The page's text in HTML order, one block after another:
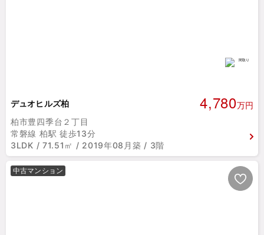
デュオヒルズ柏 4,780万円
柏市豊四季台２丁目
常磐線 柏駅 徒歩13分
3LDK / 71.51㎡ / 2019年08月築 / 3階
中古マンション